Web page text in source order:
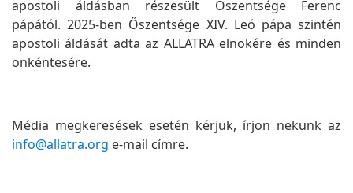
apostoli áldásban részesült Őszentsége Ferenc
pápától. 2025-ben Őszentsége XIV. Leó pápa szintén
apostoli áldását adta az ALLATRA elnökére és minden
önkéntesére.
Média megkeresések esetén kérjük, írjon nekünk az
info@allatra.org e-mail címre.